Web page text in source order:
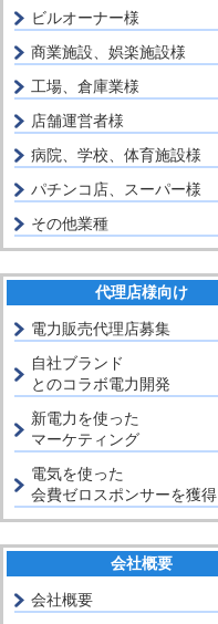
ビルオーナー様
商業施設、娯楽施設様
工場、倉庫業様
店舗運営者様
病院、学校、体育施設様
パチンコ店、スーパー様
その他業種
代理店様向け
電力販売代理店募集
自社ブランド
とのコラボ電力開発
新電力を使った
マーケティング
電気を使った
会費ゼロスポンサーを獲得
会社概要
会社概要